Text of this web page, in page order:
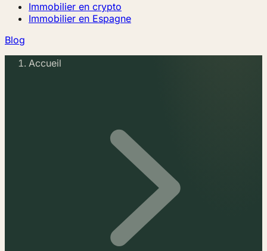
Immobilier en crypto
Immobilier en Espagne
Blog
Accueil